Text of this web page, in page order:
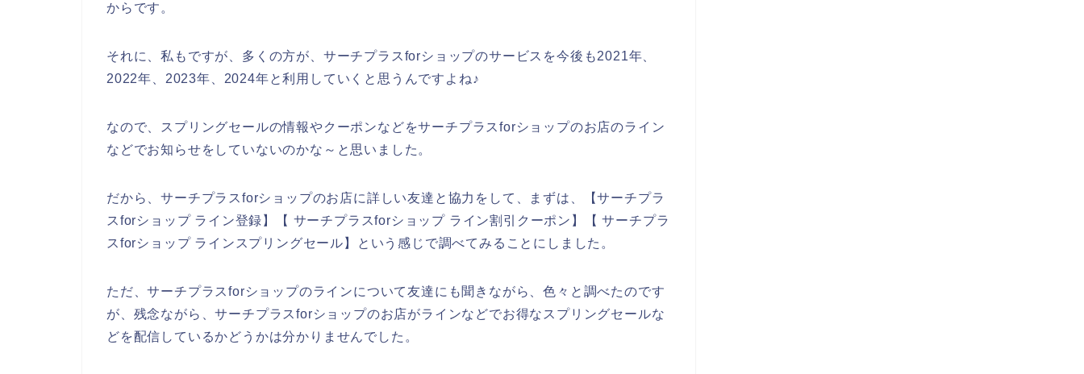
からです。
それに、私もですが、多くの方が、サーチプラスforショップのサービスを今後も2021年、
2022年、2023年、2024年と利用していくと思うんですよね♪
なので、スプリングセールの情報やクーポンなどをサーチプラスforショップのお店のライン
などでお知らせをしていないのかな～と思いました。
だから、サーチプラスforショップのお店に詳しい友達と協力をして、まずは、【サーチプラ
スforショップ ライン登録】【 サーチプラスforショップ ライン割引クーポン】【 サーチプラ
スforショップ ラインスプリングセール】という感じで調べてみることにしました。
ただ、サーチプラスforショップのラインについて友達にも聞きながら、色々と調べたのです
が、残念ながら、サーチプラスforショップのお店がラインなどでお得なスプリングセールな
どを配信しているかどうかは分かりませんでした。